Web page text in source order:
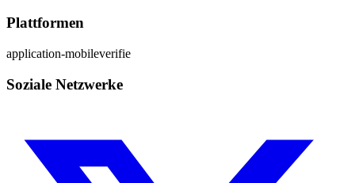
Plattformen
application-mobileverifie
Soziale Netzwerke